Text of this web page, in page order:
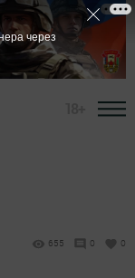
655 0 0
через